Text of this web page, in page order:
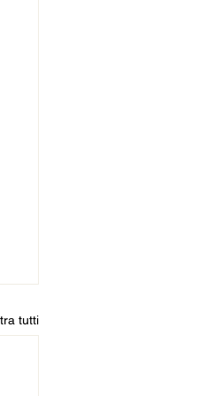
tutti